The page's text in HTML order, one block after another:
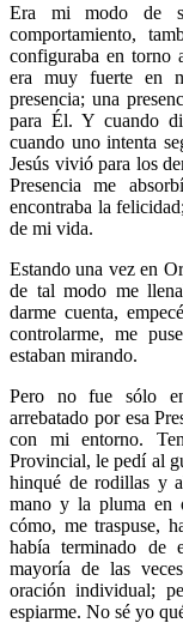
Era mi modo de
comportamiento,
configuraba en torno
era muy fuerte en
presencia; una
para Él. Y cuando
cuando uno intenta
Jesús vivió para los
Presencia me
encontraba la
de mi vida.
Estando una vez en
de tal modo me
darme cuenta,
controlarme, me
estaban mirando.
Pero no fue sólo
arrebatado por esa
con mi entorno.
Provincial, le pedí al
hinqué de rodillas y
mano y la pluma en
cómo, me traspuse,
había terminado de
mayoría de las
oración individual;
espiarme. No sé yo